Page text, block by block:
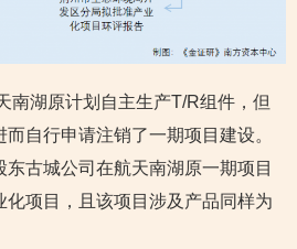
南湖原计划自主生产T/R组件，但
自行申请注销了一期项目建设。
古城公司在航天南湖原一期项目
项目，且该项目涉及产品同样为